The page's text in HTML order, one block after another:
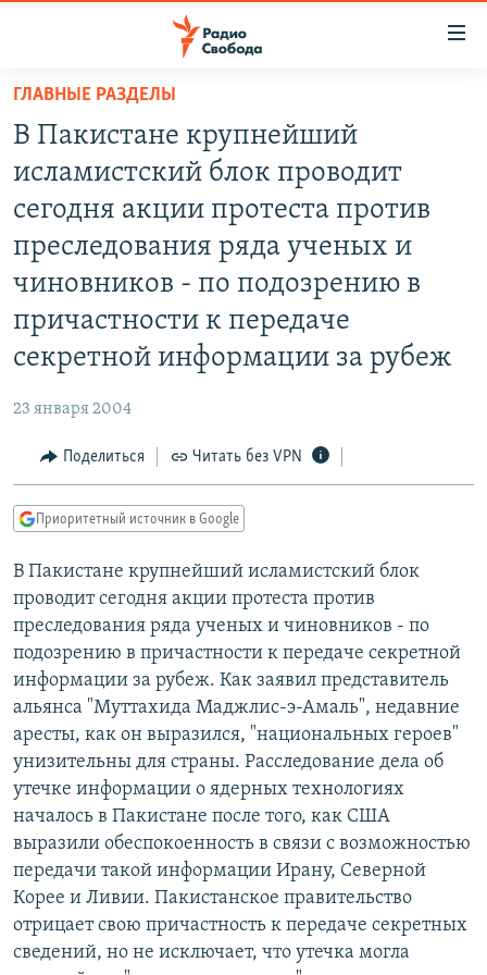
упрощенного
доступа
основному
содержанию
Вернутся
главной
навигации
Вернутся
МНЕНИЯ
КУЛЬТУРА
IDEL.РЕАЛИИ
СИБИРЬ.РЕАЛИИ
РАСПИСАНИЕ ВЕЩАНИЯ
СОЦИАЛЬНЫЕ СЕТИ
Все сайты РСЕ/РС
ГЛАВНЫЕ РАЗДЕЛЫ
В Пакистане крупнейший
исламистский блок проводит
сегодня акции протеста против
преследования ряда ученых и
чиновников - по подозрению в
причастности к передаче
секретной информации за рубеж
23 января 2004
Поделиться Читать без VPN
Приоритетный источник в Google
В Пакистане крупнейший исламистский блок
проводит сегодня акции протеста против
преследования ряда ученых и чиновников - по
подозрению в причастности к передаче секретной
информации за рубеж. Как заявил представитель
альянса "Муттахида Маджлис-э-Амаль", недавние
аресты, как он выразился, "национальных героев"
унизительны для страны. Расследование дела об
утечке информации о ядерных технологиях
началось в Пакистане после того, как США
выразили обеспокоенность в связи с возможностью
передачи такой информации Ирану, Северной
Корее и Ливии. Пакистанское правительство
отрицает свою причастность к передаче секретных
сведений, но не исключает, что утечка могла